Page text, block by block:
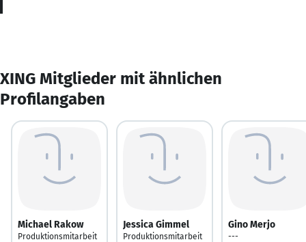
XING Mitglieder mit ähnlichen
Profilangaben
Michael Rakow
Produktionsmitarbeit
Jessica Gimmel
Produktionsmitarbeit
Gino Merjo
---